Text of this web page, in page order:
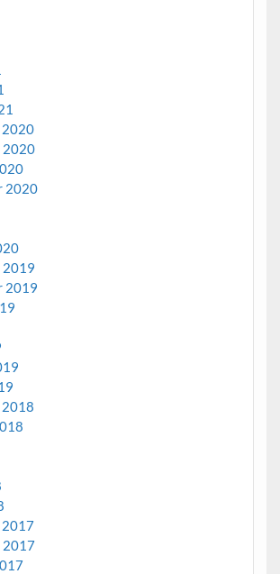
2020
2020
2020
2019
2019
2018
2017
2017